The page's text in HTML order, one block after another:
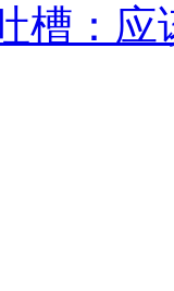
槽：